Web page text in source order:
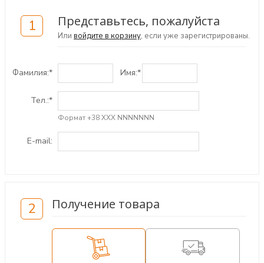
1 Представьтесь, пожалуйста
Или войдите в корзину, если уже зарегистрированы.
Фамилия:* Имя:*
Тел.:*
Формат +38 ХХХ NNNNNNN
E-mail:
2 Получение товара